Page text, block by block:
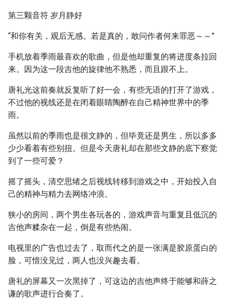
第三颗音符 岁月静好
“和你有关，观后无感。若是真的，敢问作者何来罪恶～～”
手机放着季雨最喜欢的歌曲，但是他却重复的将进度条拉回
来。因为这一段吉他的旋律他不熟悉，而且跟不上。
唐礼光这前奏就反复听了好一会，有些无语的打开了游戏，
不过他的视线还是在闭着眼睛陶醉在自己精神世界中的季
雨。
虽然以前的季雨也是很文静的，但毕竟还是男生，所以多多
少少看着有些别扭。但是今天唐礼却在那些文静的底下察觉
到了一些可爱？
摇了摇头，清空思绪之后视线转移到游戏之中，开始投入自
己的精神与精力去网络冲浪。
狭小的房间，两个男生各玩各的，游戏声音与重复且低沉的
吉他声糅杂在一起，倒是有些热闹。
电视里的广告也过去了，取而代之的是一张满是胶原蛋白的
脸，可惜没见过，两人也没兴趣去看。
唐礼的屏幕又一次黑掉了，可这边的吉他声终于能够和薛之
谦的歌声进行合奏了。